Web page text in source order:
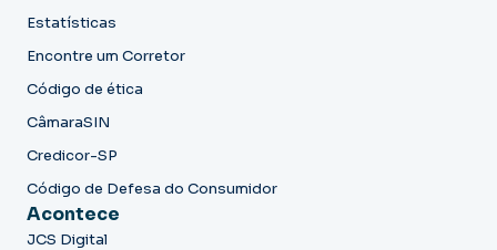
Estatísticas
Encontre um Corretor
Código de ética
CâmaraSIN
Credicor-SP
Código de Defesa do Consumidor
Acontece
JCS Digital